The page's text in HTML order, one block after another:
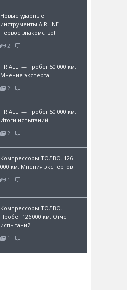
Новые ударные
инструменты AIRLINE —
первое знакомство!
2
TRIALLI — пробег 50 000 км.
Мнение эксперта
2
TRIALLI — пробег 50 000 км.
Итоги испытаний
2
Компрессоры ТОЛВО. 126
000 км. Мнения экспертов
1
Компрессоры ТОЛВО.
Пробег 126 000 км. Отчет
испытаний
1